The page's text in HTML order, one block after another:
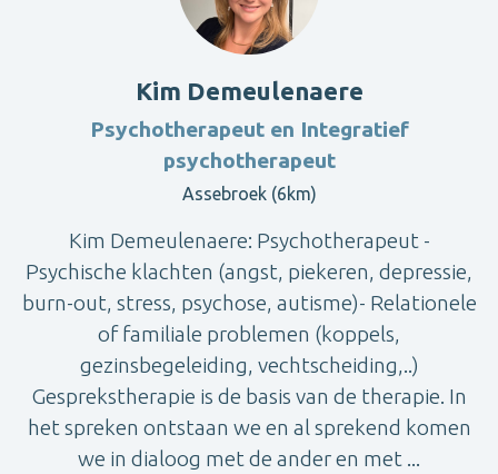
Kim Demeulenaere
Psychotherapeut en Integratief
psychotherapeut
Assebroek (6km)
Kim Demeulenaere: Psychotherapeut -
Psychische klachten (angst, piekeren, depressie,
burn-out, stress, psychose, autisme)- Relationele
of familiale problemen (koppels,
gezinsbegeleiding, vechtscheiding,..)
Gesprekstherapie is de basis van de therapie. In
het spreken ontstaan we en al sprekend komen
we in dialoog met de ander en met ...